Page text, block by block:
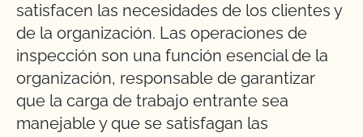
satisfacen las necesidades de los clientes y
de la organización. Las operaciones de
inspección son una función esencial de la
organización, responsable de garantizar
que la carga de trabajo entrante sea
manejable y que se satisfagan las